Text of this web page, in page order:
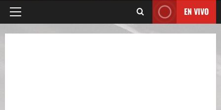
Menú
EN VIVO